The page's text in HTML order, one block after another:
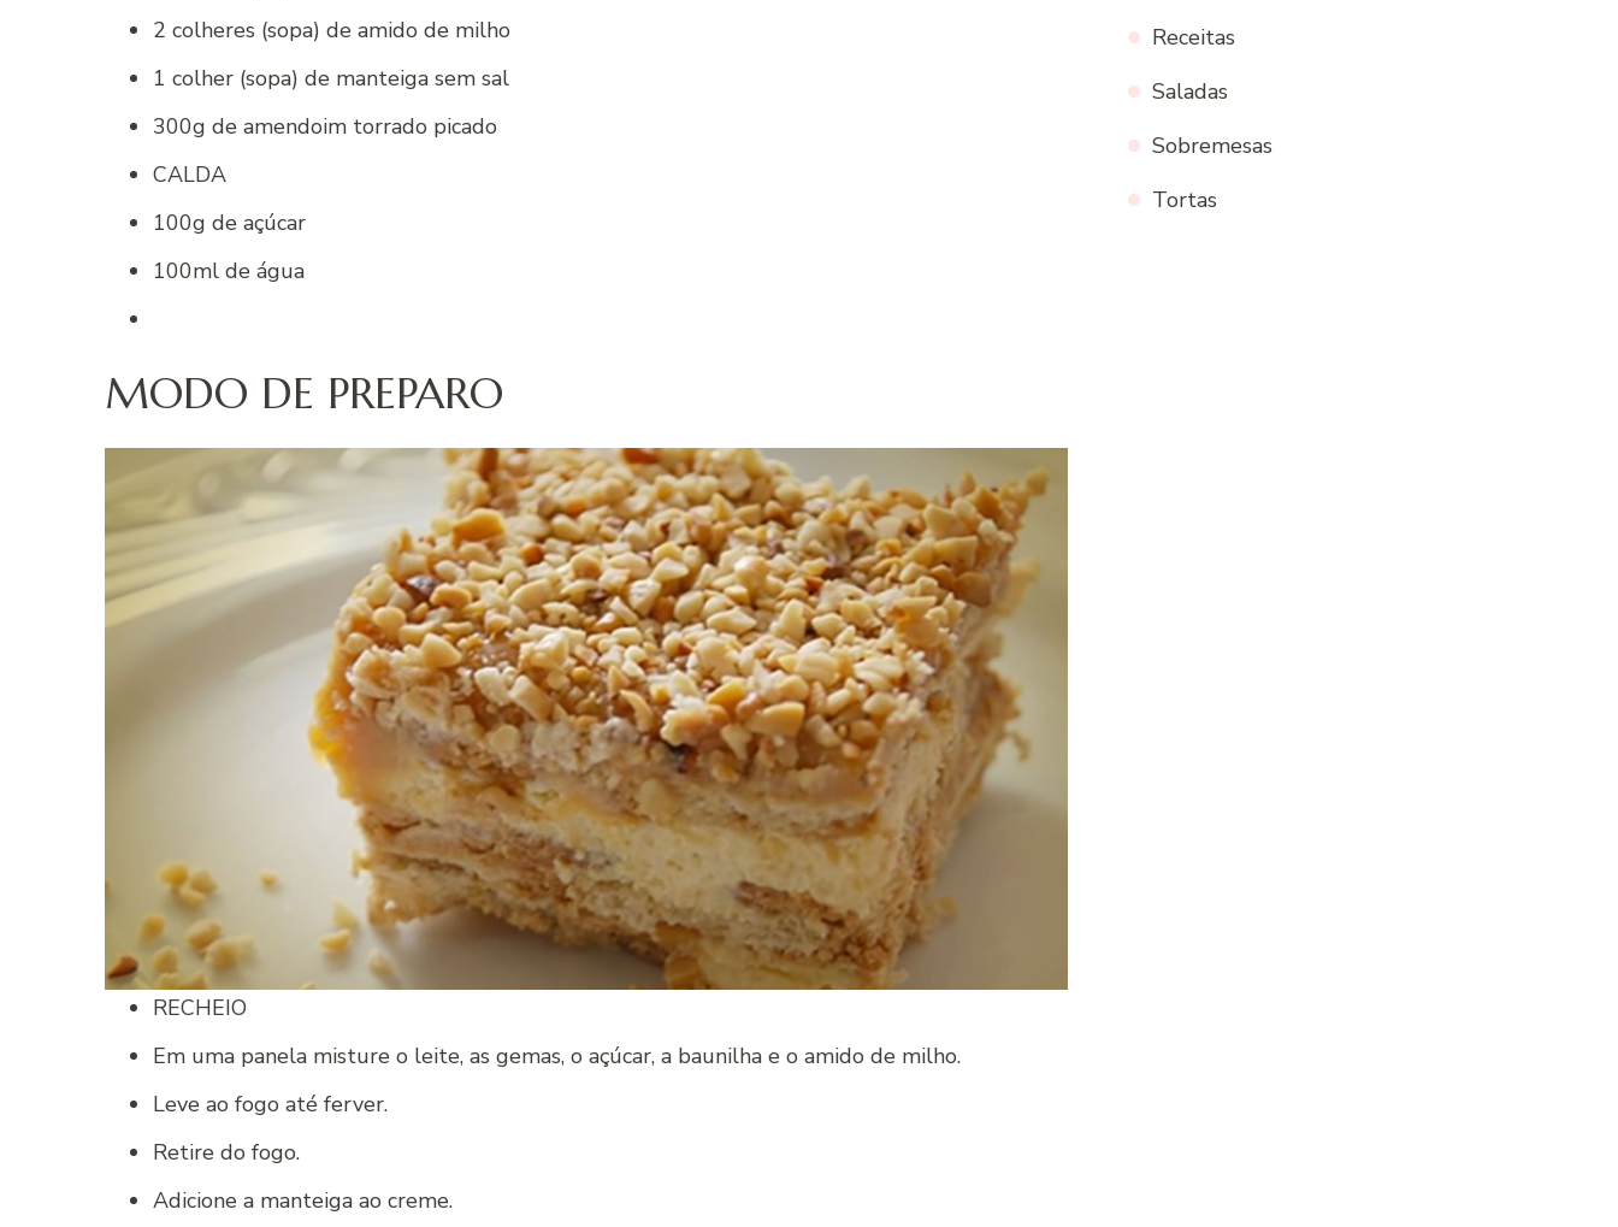
2 colheres (sopa) de amido de milho
1 colher (sopa) de manteiga sem sal
300g de amendoim torrado picado
CALDA
100g de açúcar
100ml de água
MODO DE PREPARO
RECHEIO
Em uma panela misture o leite, as gemas, o açúcar, a baunilha e o amido de milho.
Leve ao fogo até ferver.
Retire do fogo.
Adicione a manteiga ao creme.
Receitas
Saladas
Sobremesas
Tortas